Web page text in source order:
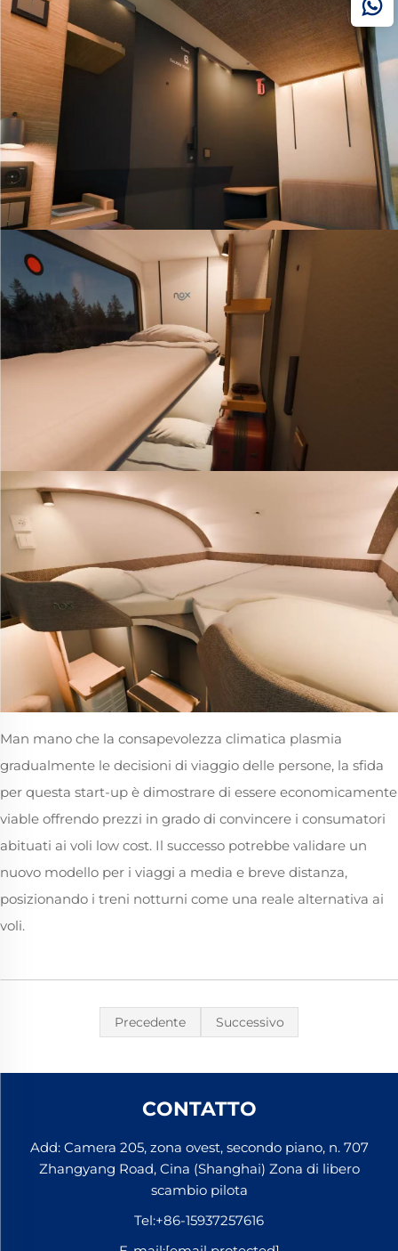
Man mano che la consapevolezza climatica plasmia
gradualmente le decisioni di viaggio delle persone, la sfida
per questa start-up è dimostrare di essere economicamente
viable offrendo prezzi in grado di convincere i consumatori
abituati ai voli low cost. Il successo potrebbe validare un
nuovo modello per i viaggi a media e breve distanza,
posizionando i treni notturni come una reale alternativa ai
voli.
Precedente Successivo
CONTATTO
Add: Camera 205, zona ovest, secondo piano, n. 707
Zhangyang Road, Cina (Shanghai) Zona di libero
scambio pilota
Tel:+86-15937257616